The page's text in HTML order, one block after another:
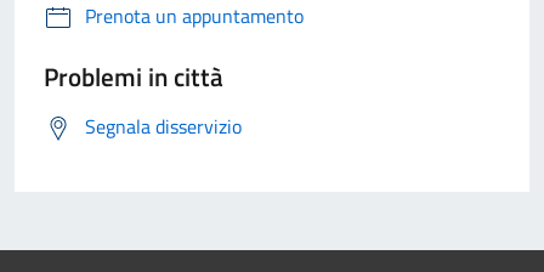
Prenota un appuntamento
Problemi in città
Segnala disservizio